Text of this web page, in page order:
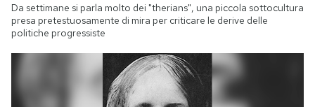
Da settimane si parla molto dei "therians", una piccola sottocultura
presa pretestuosamente di mira per criticare le derive delle
politiche progressiste